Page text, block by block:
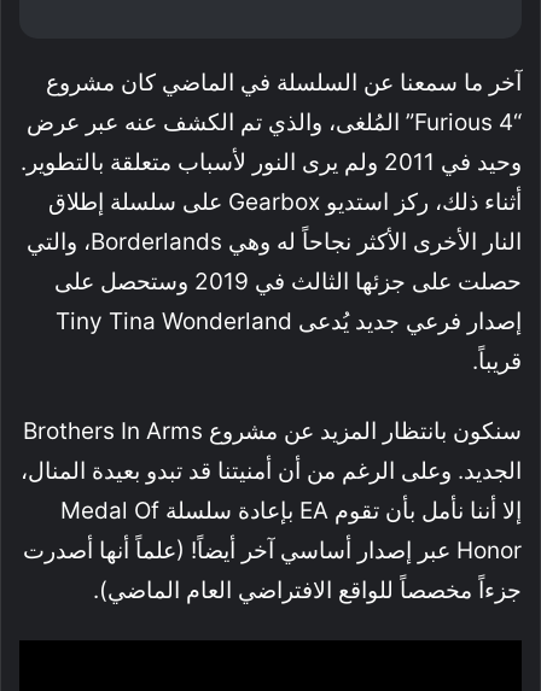
آخر ما سمعنا عن السلسلة في الماضي كان مشروع
“Furious 4” المُلغى، والذي تم الكشف عنه عبر عرض
وحيد في 2011 ولم يرى النور لأسباب متعلقة بالتطوير.
أثناء ذلك، ركز استديو Gearbox على سلسلة إطلاق
النار الأخرى الأكثر نجاحاً له وهي Borderlands، والتي
حصلت على جزئها الثالث في 2019 وستحصل على
إصدار فرعي جديد يُدعى Tiny Tina Wonderland
قريباً.
سنكون بانتظار المزيد عن مشروع Brothers In Arms
الجديد. وعلى الرغم من أن أمنيتنا قد تبدو بعيدة المنال،
إلا أننا نأمل بأن تقوم EA بإعادة سلسلة Medal Of
Honor عبر إصدار أساسي آخر أيضاً! (علماً أنها أصدرت
جزءاً مخصصاً للواقع الافتراضي العام الماضي).